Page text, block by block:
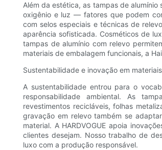
Além da estética, as tampas de
oxigênio e luz — fatores que podem
com selos especiais e técnicas de
aparência sofisticada. Cosméticos de
tampas de alumínio com relevo
materiais de embalagem funcionais, a
Sustentabilidade e inovação em
A sustentabilidade entrou para o
responsabilidade ambiental. As
revestimentos recicláveis, folhas
gravação em relevo também se
material. A HARDVOGUE apoia
clientes desejam. Nosso trabalho de
luxo com a produção responsável.